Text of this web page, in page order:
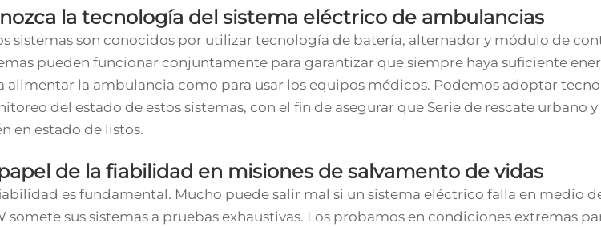
la tecnología del sistema eléctrico de ambulancias
sistemas son conocidos por utilizar tecnología de batería, alternador y módulo de
pueden funcionar conjuntamente para garantizar que siempre haya suficiente
alimentar la ambulancia como para usar los equipos médicos. Podemos adoptar
del estado de estos sistemas, con el fin de asegurar que Serie de rescate urbano
en estado de listos.
de la fiabilidad en misiones de salvamento de vidas
es fundamental. Mucho puede salir mal si un sistema eléctrico falla en medio
somete sus sistemas a pruebas exhaustivas. Los probamos en condiciones extremas